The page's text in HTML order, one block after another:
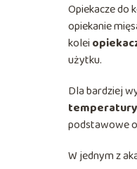
Opiekacze do
opiekanie
kolei
użytku.
Dla bardziej
temperatury
podstawowe
W jednym z